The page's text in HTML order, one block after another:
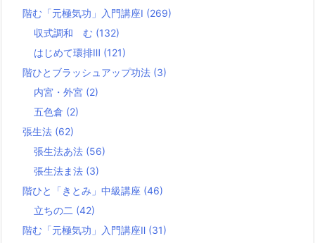
階む「元極気功」入門講座Ⅰ (269)
収式調和 む (132)
はじめて環排Ⅲ (121)
階ひとブラッシュアップ功法 (3)
内宮・外宮 (2)
五色倉 (2)
張生法 (62)
張生法あ法 (56)
張生法ま法 (3)
階ひと「きとみ」中級講座 (46)
立ちの二 (42)
階む「元極気功」入門講座Ⅱ (31)